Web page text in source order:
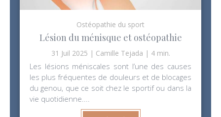
Ostéopathie du sport
Lésion du ménisque et ostéopathie
31 Juil 2025 Camille Tejada 4 min.
Les lésions méniscales sont l’une des causes
les plus fréquentes de douleurs et de blocages
du genou, que ce soit chez le sportif ou dans la
vie quotidienne....